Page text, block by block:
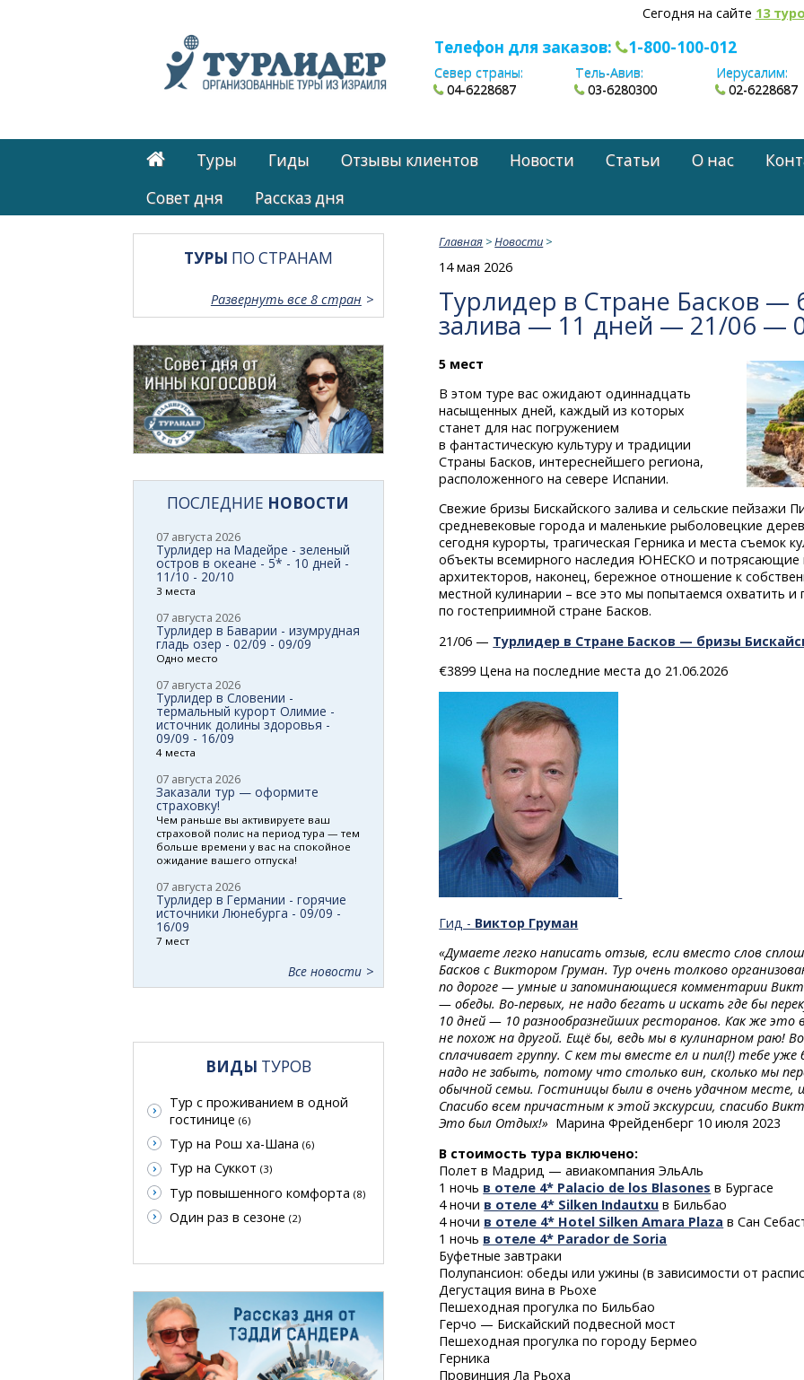
Сегодня на сайте 13
Телефон для заказов: 1-800-100-012
Север страны:
04-6228687
Тель-Авив:
03-6280300
Иерусалим:
02-6228687
Туры Гиды Отзывы клиентов Новости Статьи О нас
Cовет дня
Рассказ дня
Главная >Новости >
14 мая 2026
Турлидер в Стране Басков —
залива — 11 дней — 21/06 —
5 мест
В этом туре вас ожидают одиннадцать
насыщенных дней, каждый из которых
станет для нас погружением
в фантастическую культуру и традиции
Страны Басков, интереснейшего региона,
расположенного на севере Испании.
Свежие бризы Бискайского залива и сельские пейзажи
средневековые города и маленькие рыболовецкие
сегодня курорты, трагическая Герника и места съемок
объекты всемирного наследия ЮНЕСКО и потрясающие
архитекторов, наконец, бережное отношение к
местной кулинарии – все это мы попытаемся охватить
по гостеприимной стране Басков.
21/06 — Турлидер в Стране Басков — бризы
€3899 Цена на последние места до 21.06.2026
Гид - Виктор Груман
«Думаете легко написать отзыв, если вместо слов
Басков с Виктором Груман. Тур очень толково
по дороге — умные и запоминающиеся комментарии
— обеды.Во-первых, не надо бегать и искать где бы
10 дней — 10 разнообразнейших ресторанов. Как же это
не похож на другой. Ещё бы, ведь мы в кулинарномраю!
сплачивает группу. С кем ты вместе ел и пил(!) тебе
надо не забыть, потому что столько вин, сколько мы
обычной семьи. Гостиницы были в очень удачном
Спасибо всем причастным к этой экскурсии, спасибо
Это был Отдых!» Марина Фрейденберг 10 июля 2023
В стоимость тура включено:
Полет в Мадрид — авиакомпания ЭльАль
1 ночь в отеле 4* Palacio de los Blasones в Бургасе
4 ночи в отеле 4* Silken Indautxu в Бильбао
4 ночи в отеле 4* Hotel Silken Amara Plaza в Сан
1 ночь в отеле 4* Parador de Soria
Буфетные завтраки
Полупансион: обеды или ужины (в зависимости от
Дегустация вина в Рьохе
Пешеходная прогулка по Бильбао
Герчо — Бискайский подвесной мост
Пешеходная прогулка по городу Бермео
Герника
Провинция Ла Рьоха
ТУРЫ ПО СТРАНАМ
Развернуть все 8 стран
ПОСЛЕДНИЕ НОВОСТИ
07 августа 2026
Турлидер на Мадейре - зеленый
остров в океане - 5* - 10 дней -
11/10 - 20/10
3 места
07 августа 2026
Турлидер в Баварии - изумрудная
гладь озер - 02/09 - 09/09
Одно место
07 августа 2026
Турлидер в Словении -
термальный курорт Олимие -
источник долины здоровья -
09/09 - 16/09
4 места
07 августа 2026
Заказали тур — оформите
страховку!
Чем раньше вы активируете ваш
страховой полис на период тура — тем
больше времени у вас на спокойное
ожидание вашего отпуска!
07 августа 2026
Турлидер в Германии - горячие
источники Люнебурга - 09/09 -
16/09
7 мест
Все новости
ВИДЫ ТУРОВ
Тур с проживанием в одной
гостинице (6)
Тур на Рош ха-Шана (6)
Тур на Суккот (3)
Тур повышенного комфорта (8)
Один раз в сезоне (2)